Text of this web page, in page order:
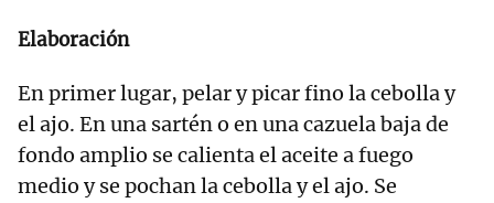
Elaboración
En primer lugar, pelar y picar fino la cebolla y
el ajo. En una sartén o en una cazuela baja de
fondo amplio se calienta el aceite a fuego
medio y se pochan la cebolla y el ajo. Se